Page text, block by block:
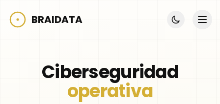
BRAIDATA
Ciberseguridad
operativa